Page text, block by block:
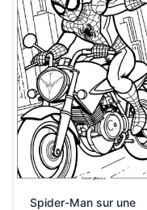
Spider-Man sur une